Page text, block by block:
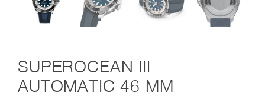
SUPEROCEAN III
AUTOMATIC 46 MM